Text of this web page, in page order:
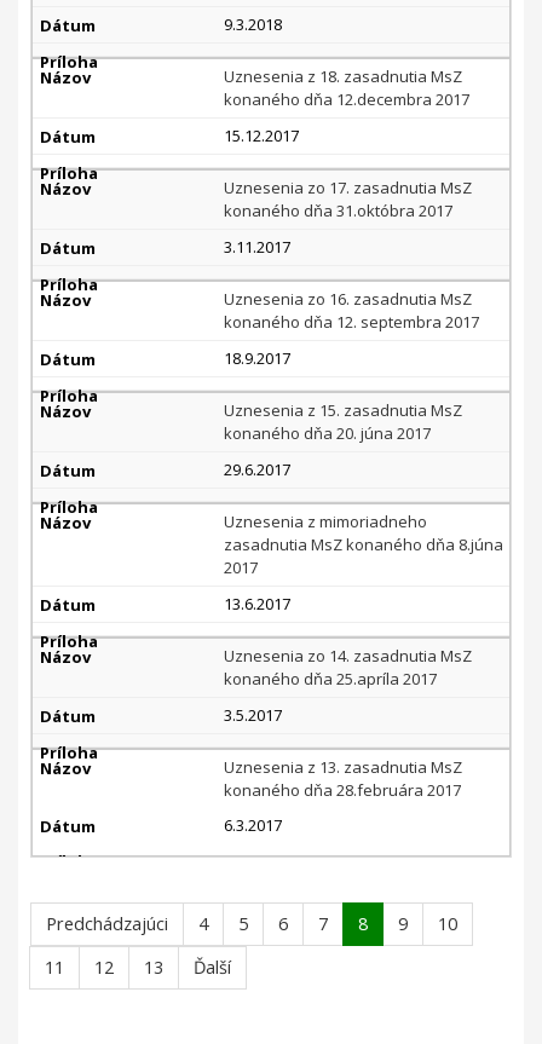
9.3.2018
Uznesenia z 18. zasadnutia MsZ
konaného dňa 12.decembra 2017
15.12.2017
Uznesenia zo 17. zasadnutia MsZ
konaného dňa 31.októbra 2017
3.11.2017
Uznesenia zo 16. zasadnutia MsZ
konaného dňa 12. septembra 2017
18.9.2017
Uznesenia z 15. zasadnutia MsZ
konaného dňa 20. júna 2017
29.6.2017
Uznesenia z mimoriadneho
zasadnutia MsZ konaného dňa 8.júna
2017
13.6.2017
Uznesenia zo 14. zasadnutia MsZ
konaného dňa 25.apríla 2017
3.5.2017
Uznesenia z 13. zasadnutia MsZ
konaného dňa 28.februára 2017
6.3.2017
Predchádzajúci 4 5 6 7 8 9
10
11
12 13 Ďalší